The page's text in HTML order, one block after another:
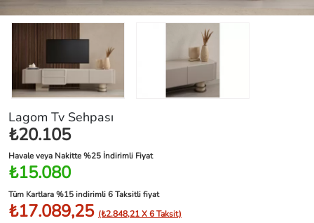
Lagom Tv Sehpası
₺20.105
Havale veya Nakitte %25 İndirimli Fiyat
₺15.080
Tüm Kartlara %15 indirimli 6 Taksitli fiyat
₺17.089,25 (₺2.848,21 X 6 Taksit)